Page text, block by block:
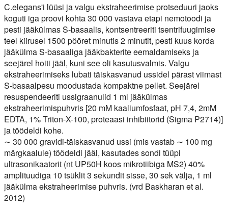
C.elegans'i lüüsi ja valgu ekstraheerimise protseduuri jaoks
koguti iga proovi kohta 30 000 vastava etapi nemotoodi ja
pesti jääkülmas S-basaalis, kontsentreeriti tsentrifuugimise
teel kiirusel 1500 pööret minutis 2 minutit, pesti kuus korda
jääkülma S-basaaliga jääkbakterite eemaldamiseks ja
seejärel hoiti jääl, kuni see oli kasutusvalmis. Valgu
ekstraheerimiseks lubati täiskasvanud ussidel pärast viimast
S-basaalpesu moodustada kompaktne pellet. Seejärel
resuspendeeriti ussigraanulid 1 ml jääkülmas
ekstraheerimispuhvris [20 mM kaaliumfosfaat, pH 7,4, 2mM
EDTA, 1% Triton-X-100, proteaasi inhibiitorid (Sigma P2714)]
ja töödeldi kohe.
∼ 30 000 gravidi-täiskasvanud ussi (mis vastab ∼ 100 mg
märgkaalule) töödeldi jääl, kasutades sondi tüüpi
ultrasonikaatorit (nt UP50H koos mikrotiibiga MS2) 40%
amplituudiga 10 tsüklit 3 sekundit sisse, 30 sek välja, 1 ml
jääkülma ekstraheerimise puhvris. (vrd Baskharan et al.
2012)